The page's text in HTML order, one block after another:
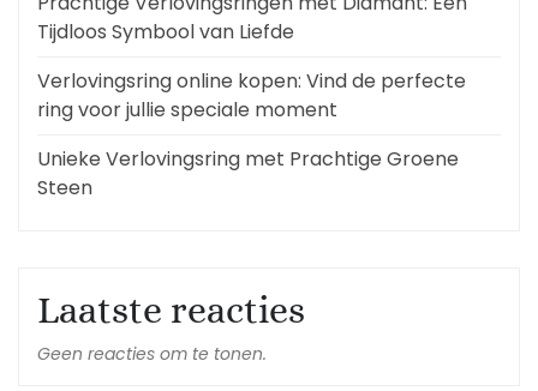
Tijdloos Symbool van Liefde
Verlovingsring online kopen: Vind de perfecte
ring voor jullie speciale moment
Unieke Verlovingsring met Prachtige Groene
Steen
Laatste reacties
Geen reacties om te tonen.